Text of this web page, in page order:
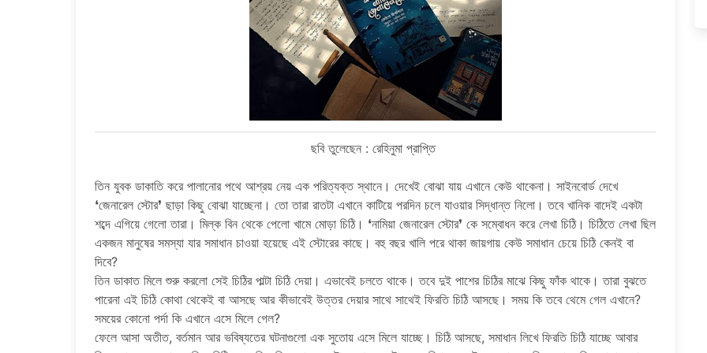
ছবি তুলেছেন : রেহিনুমা প্রাপ্তি
তিন যুবক ডাকাতি করে পালানোর পথে আশ্রয় নেয় এক পরিত্যক্ত স্থানে। দেখেই বোঝা যায় এখানে কেউ থাকেনা। সাইনবোর্ড দেখে
❛জেনারেল স্টোর❜ ছাড়া কিছু বোঝা যাচ্ছেনা। তো তারা রাতটা এখানে কাটিয়ে পরদিন চলে যাওয়ার সিদ্ধান্ত নিলো। তবে খানিক বাদেই একটা
শব্দে এগিয়ে গেলো তারা। মিল্ক বিন থেকে পেলো খামে মোড়া চিঠি। ❛নামিয়া জেনারেল স্টোর❜ কে সম্বোধন করে লেখা চিঠি। চিঠিতে লেখা ছিল
একজন মানুষের সমস্যা যার সমাধান চাওয়া হয়েছে এই স্টোরের কাছে। বহু বছর খালি পরে থাকা জায়গায় কেউ সমাধান চেয়ে চিঠি কেনই বা
দিবে?
তিন ডাকাত মিলে শুরু করলো সেই চিঠির পাল্টা চিঠি দেয়া। এভাবেই চলতে থাকে। তবে দুই পাশের চিঠির মাঝে কিছু ফাঁক থাকে। তারা বুঝতে
পারেনা এই চিঠি কোথা থেকেই বা আসছে আর কীভাবেই উত্তর দেয়ার সাথে সাথেই ফিরতি চিঠি আসছে। সময় কি তবে থেমে গেল এখানে?
সময়ের কোনো পর্দা কি এখানে এসে মিলে গেল?
ফেলে আসা অতীত, বর্তমান আর ভবিষ্যতের ঘটনাগুলো এক সুতোয় এসে মিলে যাচ্ছে। চিঠি আসছে, সমাধান লিখে ফিরতি চিঠি যাচ্ছে আবার